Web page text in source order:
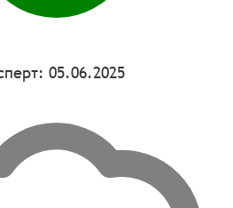
05.06.2025